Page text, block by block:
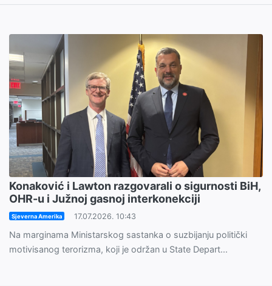
Konaković i Lawton razgovarali o sigurnosti BiH,
OHR-u i Južnoj gasnoj interkonekciji
Sjeverna Amerika 17.07.2026. 10:43
Na marginama Ministarskog sastanka o suzbijanju politički
motivisanog terorizma, koji je održan u State Depart...